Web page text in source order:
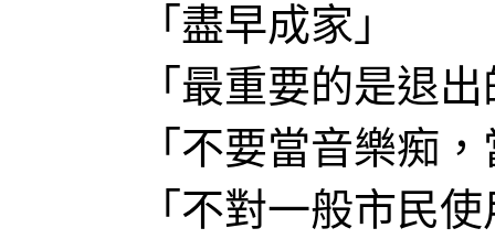
「盡早成家」
「最重要的是退出
「不要當音樂痴，
「不對一般市民使